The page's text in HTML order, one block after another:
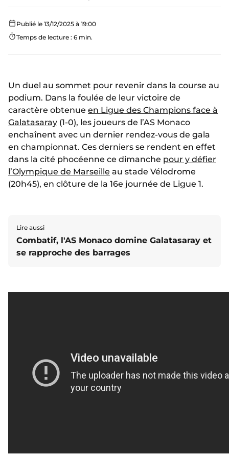
Publié le 13/12/2025 à 19:00
Temps de lecture : 6 min.
Un duel au sommet pour revenir dans la course au
podium. Dans la foulée de leur victoire de
caractère obtenue en Ligue des Champions face à
Galatasaray (1-0), les joueurs de l’AS Monaco
enchaînent avec un dernier rendez-vous de gala
en championnat. Ces derniers se rendent en effet
dans la cité phocéenne ce dimanche pour y défier
l’Olympique de Marseille au stade Vélodrome
(20h45), en clôture de la 16e journée de Ligue 1.
Lire aussi
Combatif, l'AS Monaco domine Galatasaray et
se rapproche des barrages